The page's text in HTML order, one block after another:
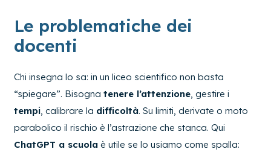
Le problematiche dei
docenti
Chi insegna lo sa: in un liceo scientifico non basta
“spiegare”. Bisogna tenere l’attenzione, gestire i
tempi, calibrare la difficoltà. Su limiti, derivate o moto
parabolico il rischio è l’astrazione che stanca. Qui
ChatGPT a scuolaè utile se lo usiamo come spalla: